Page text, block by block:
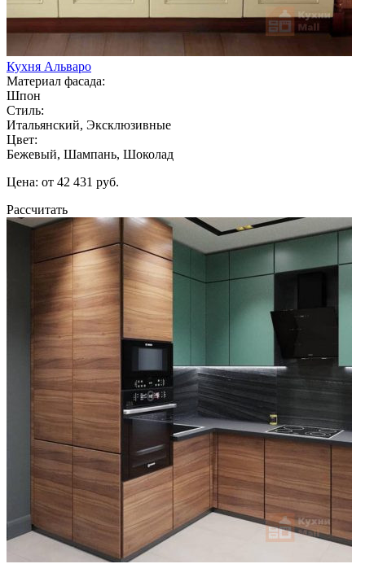
Кухня Альваро
Материал фасада:
Шпон
Стиль:
Итальянский, Эксклюзивные
Цвет:
Бежевый, Шампань, Шоколад
Цена: от 42 431 руб.
Рассчитать